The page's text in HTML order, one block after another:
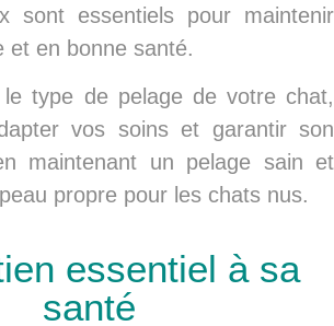
sont essentiels pour maintenir
et en bonne santé.
le type de pelage de votre chat,
vos soins et garantir son
maintenant un pelage sain et
propre pour les chats nus.
essentiel à sa
santé